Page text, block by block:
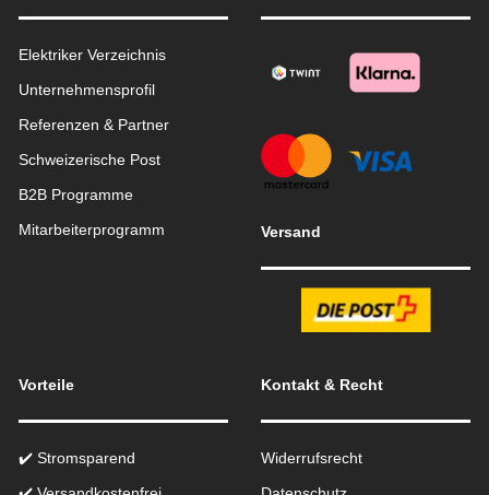
Elektriker Verzeichnis
Unternehmensprofil
Referenzen & Partner
Schweizerische Post
B2B Programme
Mitarbeiterprogramm
Versand
Vorteile
✔️ Stromsparend
Kontakt & Recht
Widerrufsrecht